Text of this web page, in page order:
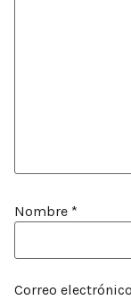
Nombre *
Correo electrónico